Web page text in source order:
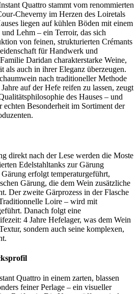
Quattro stammt vom renommierten
Cheverny im Herzen des Loiretals
liegen auf kühlen Böden mit einem
Lehm – ein Terroir, das sich
von feinen, strukturierten Crémants
für Handwerk und
Daridan charakterstarke Weine,
als auch in ihrer Eleganz überzeugen.
nach traditioneller Methode
auf der Hefe reifen zu lassen, zeugt
des Hauses – und
echten Besonderheit im Sortiment der
direkt nach der Lese werden die Moste
Edelstahltanks zur Gärung
erfolgt temperaturgeführt,
Gärung, die dem Wein zusätzliche
Der zweite Gärprozess in der Flasche
Loire – wird mit
Danach folgt eine
4 Jahre Hefelager, was dem Wein
sondern auch seine komplexen,
Quattro in einem zarten, blassen
feiner Perlage – ein visueller